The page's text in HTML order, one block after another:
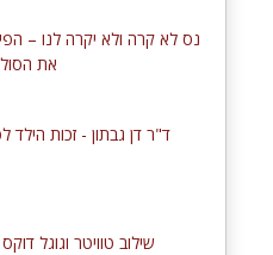
נס לא קרה ולא יקרה לנו –
את
ד"ר דן גבתון - זכות הילד
שילוב טוויטר וגוגל